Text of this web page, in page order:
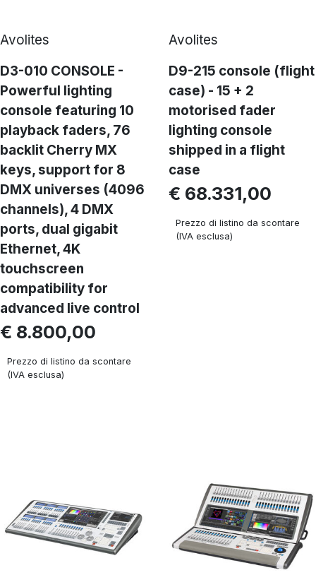
Avolites
D3-010 CONSOLE -
Powerful lighting
console featuring 10
playback faders, 76
backlit Cherry MX
keys, support for 8
DMX universes (4096
channels), 4 DMX
ports, dual gigabit
Ethernet, 4K
touchscreen
compatibility for
advanced live control
€ 8.800,00
Prezzo di listino da scontare
(IVA esclusa)
Avolites
D9-215 console (flight
case) - 15 + 2
motorised fader
lighting console
shipped in a flight
case
€ 68.331,00
Prezzo di listino da scontare
(IVA esclusa)